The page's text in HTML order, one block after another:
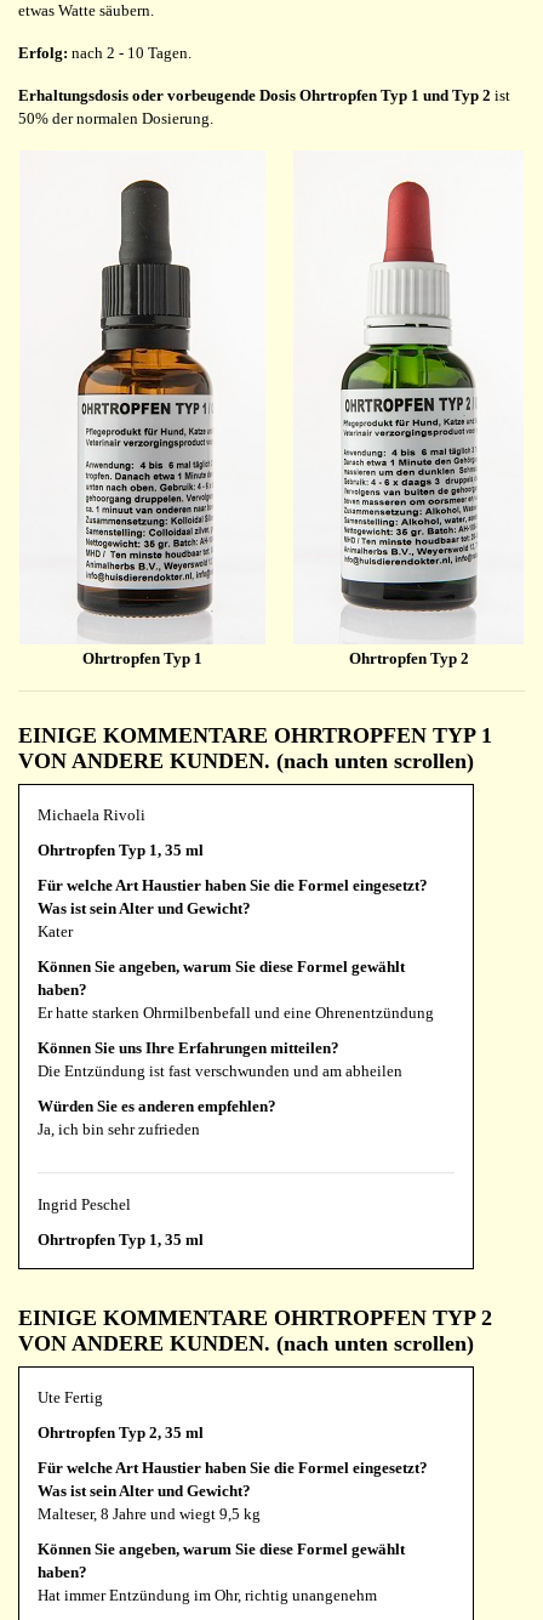
etwas Watte säubern.
Erfolg: nach 2 - 10 Tagen.
Erhaltungsdosis oder vorbeugende Dosis Ohrtropfen Typ 1 und Typ 2 ist
50% der normalen Dosierung.
Ohrtropfen Typ 1 Ohrtropfen Typ 2
EINIGE KOMMENTARE OHRTROPFEN TYP 1
VON ANDERE KUNDEN. (nach unten scrollen)
Michaela Rivoli
Ohrtropfen Typ 1, 35 ml
Für welche Art Haustier haben Sie die Formel eingesetzt?
Was ist sein Alter und Gewicht?
Kater
Können Sie angeben, warum Sie diese Formel gewählt
haben?
Er hatte starken Ohrmilbenbefall und eine Ohrenentzündung
Können Sie uns Ihre Erfahrungen mitteilen?
Die Entzündung ist fast verschwunden und am abheilen
Würden Sie es anderen empfehlen?
Ja, ich bin sehr zufrieden
Ingrid Peschel
Ohrtropfen Typ 1, 35 ml
Für welche Art Haustier haben Sie die Formel eingesetzt?
hündin, 14 jahre, 20 kg, bauchspeicheldrüsenentzündung,
gastritis
haben?
ich habe ihr das schonmal vor jahren gegeben und es hat sehr
Können Sie uns Ihre Erfahrungen mitteilen?
es dauert ein paar tage, bis man eine besserung merkt, mu ren
gebe immer die ganze packung, auch dann, wenn es sich sehr
gebessert hat
EINIGE KOMMENTARE OHRTROPFEN TYP 2
VON ANDERE KUNDEN. (nach unten scrollen)
Ute Fertig
Ohrtropfen Typ 2, 35 ml
Für welche Art Haustier haben Sie die Formel eingesetzt?
Was ist sein Alter und Gewicht?
Malteser, 8 Jahre und wiegt 9,5 kg
Können Sie angeben, warum Sie diese Formel gewählt
haben?
Hat immer Entzündung im Ohr, richtig unangenehm